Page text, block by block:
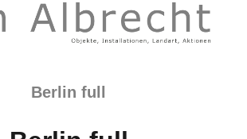
Berlin full